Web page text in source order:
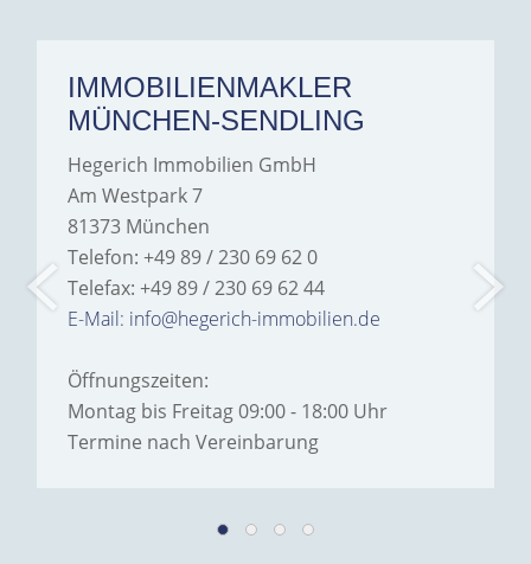
IMMOBILIENMAKLER
MÜNCHEN-SENDLING
Hegerich Immobilien GmbH
Am Westpark 7
81373 München
Telefon: +49 89 / 230 69 62 0
Telefax: +49 89 / 230 69 62 44
E-Mail: info@hegerich-immobilien.de
Öffnungszeiten:
Montag bis Freitag 09:00 - 18:00 Uhr
Termine nach Vereinbarung